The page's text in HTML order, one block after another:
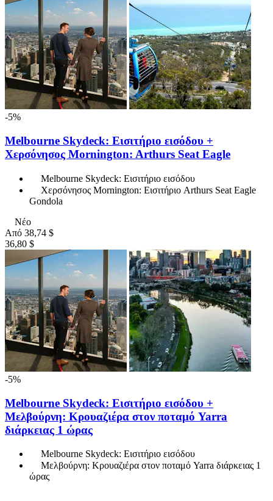
-5%
Melbourne Skydeck: Εισιτήριο εισόδου +
Χερσόνησος Mornington: Arthurs Seat Eagle
Melbourne Skydeck: Εισιτήριο εισόδου
Χερσόνησος Mornington: Εισιτήριο Arthurs Seat Eagle
Gondola
Νέο
Από 38,74 $
36,80 $
-5%
Melbourne Skydeck: Εισιτήριο εισόδου +
Μελβούρνη: Κρουαζιέρα στον ποταμό Yarra
διάρκειας 1 ώρας
Melbourne Skydeck: Εισιτήριο εισόδου
Μελβούρνη: Κρουαζιέρα στον ποταμό Yarra διάρκειας 1
ώρας